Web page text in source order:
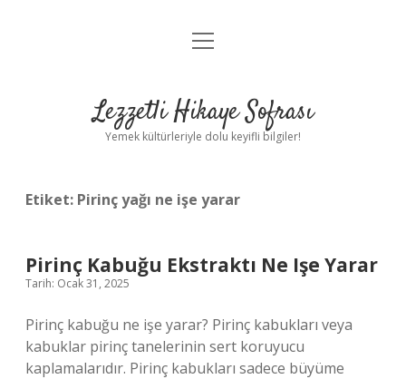
Anasayfa
Yasal Uyarı
menüyü
Lezzetli Hikaye Sofrası
Yemek kültürleriyle dolu keyifli bilgiler!
Etiket: Pirinç yağı ne işe yarar
Pirinç Kabuğu Ekstraktı Ne Işe Yarar
Tarih: Ocak 31, 2025
Pirinç kabuğu ne işe yarar? Pirinç kabukları veya
kabuklar pirinç tanelerinin sert koruyucu
kaplamalarıdır. Pirinç kabukları sadece büyüme